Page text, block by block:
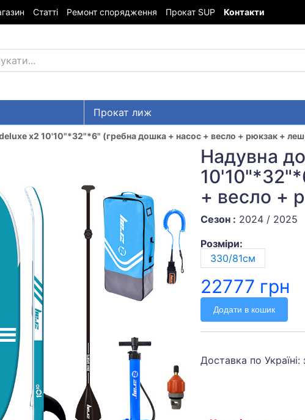
Статті Ремонт спорядження Прокат SUP Контакти
Прокат лиж
x2 10'10"*32"*6" (гребна дошка + насос + весло + рюкзак +
Надувна
+ весло +
Сезон : 2024 / 2025
Розміри:
330/81см
22777 грн
Додати в кошик
Доставка по